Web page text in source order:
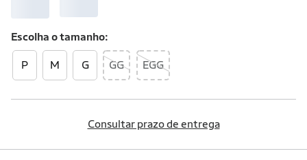
Escolha otamanho
P M G GG EGG
Consultar prazo de entrega